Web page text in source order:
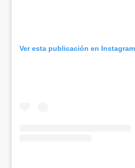
Ver esta publicación en Instagram